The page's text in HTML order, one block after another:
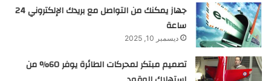
جهاز يمكنك من التواصل مع بريدك الإلكتروني 24
ساعة
ديسمبر 10, 2025
تصميم مبتكر لمحركات الطائرة يوفر 60% من